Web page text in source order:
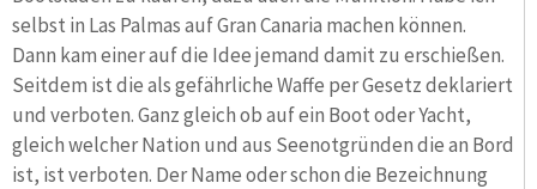
selbst in Las Palmas auf Gran Canaria machen können.
Dann kam einer auf die Idee jemand damit zu erschießen.
Seitdem ist die als gefährliche Waffe per Gesetz deklariert
und verboten. Ganz gleich ob auf ein Boot oder Yacht,
gleich welcher Nation und aus Seenotgründen die an Bord
ist, ist verboten. Der Name oder schon die Bezeichnung